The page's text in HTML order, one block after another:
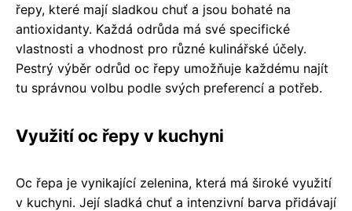
řepy, které mají sladkou chuť a jsou bohaté na
antioxidanty. Každá odrůda má své specifické
vlastnosti a vhodnost pro různé kulinářské účely.
Pestrý výběr odrůd oc řepy umožňuje každému najít
tu správnou volbu podle svých preferencí a potřeb.
Využití oc řepy v kuchyni
Oc řepa je vynikající zelenina, která má široké využití
v kuchyni. Její sladká chuť a intenzivní barva přidávají